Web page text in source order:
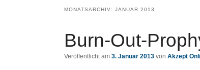
MONATSARCHIV: JANUAR 2013
Burn-Out-
Veröffentlicht am 3. Januar 2013 von Akzept